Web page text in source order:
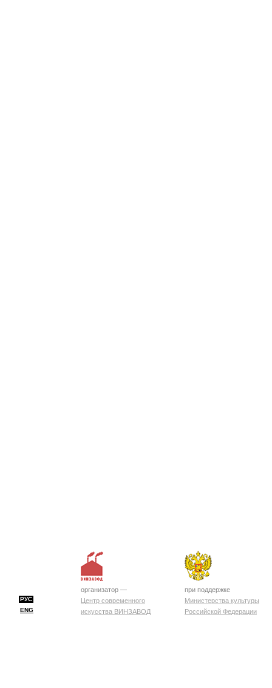
РУС
ENG
организатор —
Центр современного
искусства ВИНЗАВОД
при поддержке
Министерства культуры
Российской Федерации